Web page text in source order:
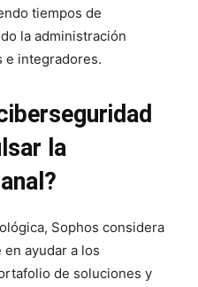
tiempos de
la administración
e integradores.
la
Sophos considera
ayudar a los
de soluciones y